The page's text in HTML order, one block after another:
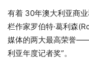
有着 30年澳大利亚商
栏作家罗伯特·葛利森
媒体的两大最高荣誉
利亚年度记者奖”。